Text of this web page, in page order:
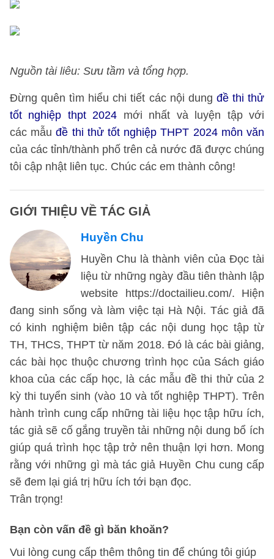
Nguồn tài liêu: Sưu tầm và tổng hợp.
Đừng quên tìm hiểu chi tiết các nội dung đề thi thử
tốt nghiệp thpt 2024 mới nhất và luyện tập với
các mẫuđề thi thử tốt nghiệp THPT 2024 môn văn
của các tỉnh/thành phố trên cả nước đã được chúng
tôi cập nhật liên tục. Chúc các em thành công!
GIỚI THIỆU VỀ TÁC GIẢ
Huyền Chu
Huyền Chu là thành viên của Đọc tài
liệu từ những ngày đầu tiên thành lập
website https://doctailieu.com/. Hiện
đang sinh sống và làm việc tại Hà Nội. Tác giả đã
có kinh nghiệm biên tập các nội dung học tập từ
TH, THCS, THPT từ năm 2018. Đó là các bài giảng,
các bài học thuộc chương trình học của Sách giáo
khoa của các cấp học, là các mẫu đề thi thử của 2
kỳ thi tuyển sinh (vào 10 và tốt nghiệp THPT). Trên
hành trình cung cấp những tài liệu học tập hữu ích,
tác giả sẽ cố gắng truyền tải những nội dung bổ ích
giúp quá trình học tập trở nên thuận lợi hơn. Mong
rằng với những gì mà tác giả Huyền Chu cung cấp
sẽ đem lại giá trị hữu ích tới bạn đọc.
Trân trọng!
Bạn còn vấn đề gì băn khoăn?
Vui lòng cung cấp thêm thông tin để chúng tôi giúp